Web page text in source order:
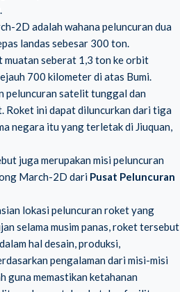
2D adalah wahana peluncuran dua
landas sebesar 300 ton.
muatan seberat 1,3 ton ke orbit
700 kilometer di atas Bumi.
peluncuran satelit tunggal dan
ini dapat diluncurkan dari tiga
negara itu yang terletak di Jiuquan,
juga merupakan misi peluncuran
March-2D dari Pusat Peluncuran
lokasi peluncuran roket yang
selama musim panas, roket tersebut
hal desain, produksi,
pengalaman dari misi-misi
guna memastikan ketahanan